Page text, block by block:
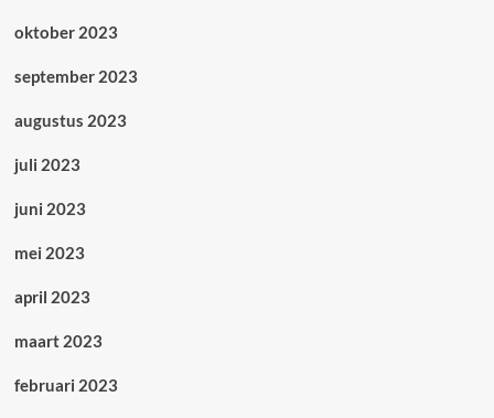
oktober 2023
september 2023
augustus 2023
juli 2023
juni 2023
mei 2023
april 2023
maart 2023
februari 2023